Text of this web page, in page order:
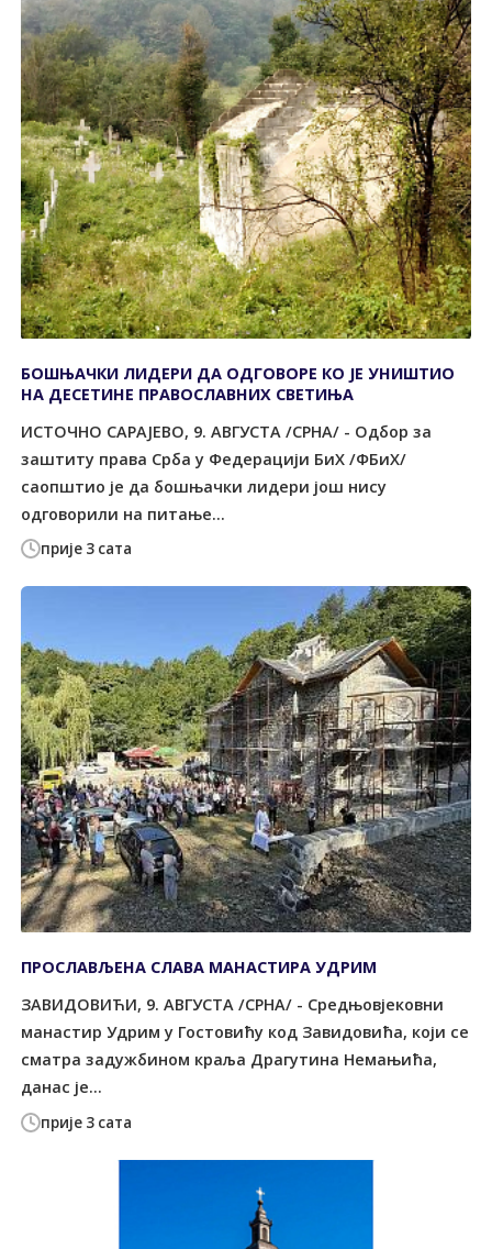
прије 3 сата
БОШЊАЧКИ ЛИДЕРИ ДА ОДГОВОРЕ КО ЈЕ УНИШТИО
НА ДЕСЕТИНЕ ПРАВОСЛАВНИХ СВЕТИЊА
ИСТОЧНО САРАЈЕВО, 9. АВГУСТА /СРНА/ - Одбор за
заштиту права Срба у Федерацији БиХ /ФБиХ/
саопштио је да бошњачки лидери још нису
одговорили на питање...
прије 3 сата
ПРОСЛАВЉЕНА СЛАВА МАНАСТИРА УДРИМ
ЗАВИДОВИЋИ, 9. АВГУСТА /СРНА/ - Средњовјековни
манастир Удрим у Гостовићу код Завидовића, који се
сматра задужбином краља Драгутина Немањића,
данас је...